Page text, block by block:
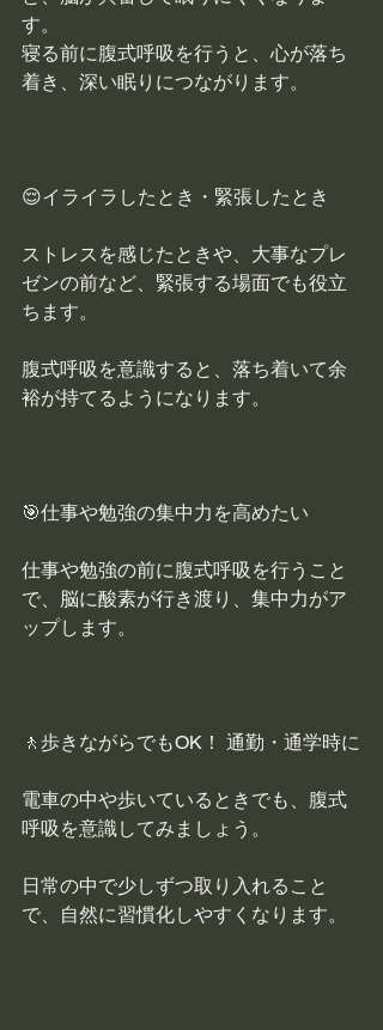
す。
寝る前に腹式呼吸を行うと、心が落ち
着き、深い眠りにつながります。
😌イライラしたとき・緊張したとき
ストレスを感じたときや、大事なプレ
ゼンの前など、緊張する場面でも役立
ちます。
腹式呼吸を意識​​すると、落ち着いて余
裕が持てるようになります。
🎯仕事や勉強の集中力を高めたい
仕事や勉強の前に腹式呼吸を行うこと
で、脳に酸素が行き渡り、集中力がア
ップします。
🚶歩きながらでもOK！ 通勤・通学時に
電車の中や歩いているときでも、腹式
呼吸を意識​​してみましょう。
日常の中で少しずつ取り入れること
で、自然に習慣化しやすくなります。